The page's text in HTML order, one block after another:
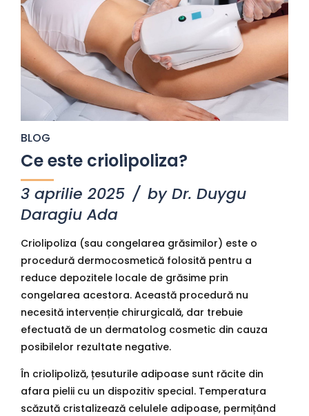
BLOG
Ce este criolipoliza?
3 aprilie 2025
by Dr. Duygu
Daragiu Ada
Criolipoliza (sau congelarea grăsimilor) este o
procedură dermocosmetică folosită pentru a
reduce depozitele locale de grăsime prin
congelarea acestora. Această procedură nu
necesită intervenție chirurgicală, dar trebuie
efectuată de un dermatolog cosmetic din cauza
posibilelor rezultate negative.
În criolipoliză, țesuturile adipoase sunt răcite din
afara pielii cu un dispozitiv special. Temperatura
scăzută cristalizează celulele adipoase, permițând